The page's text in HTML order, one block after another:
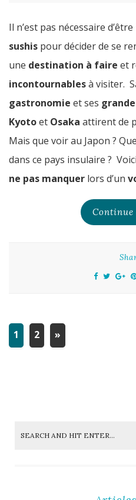
Il n’est pas nécessaire d’être
sushis pour décider de se
une destination à faire et
incontournablesà visiter.
gastronomie et ses
Kyotoet Osaka attirent de
Mais que voir au Japon ?
dans ce pays insulaire ?
ne pas manquer lors d’un
Continue
1 2 »